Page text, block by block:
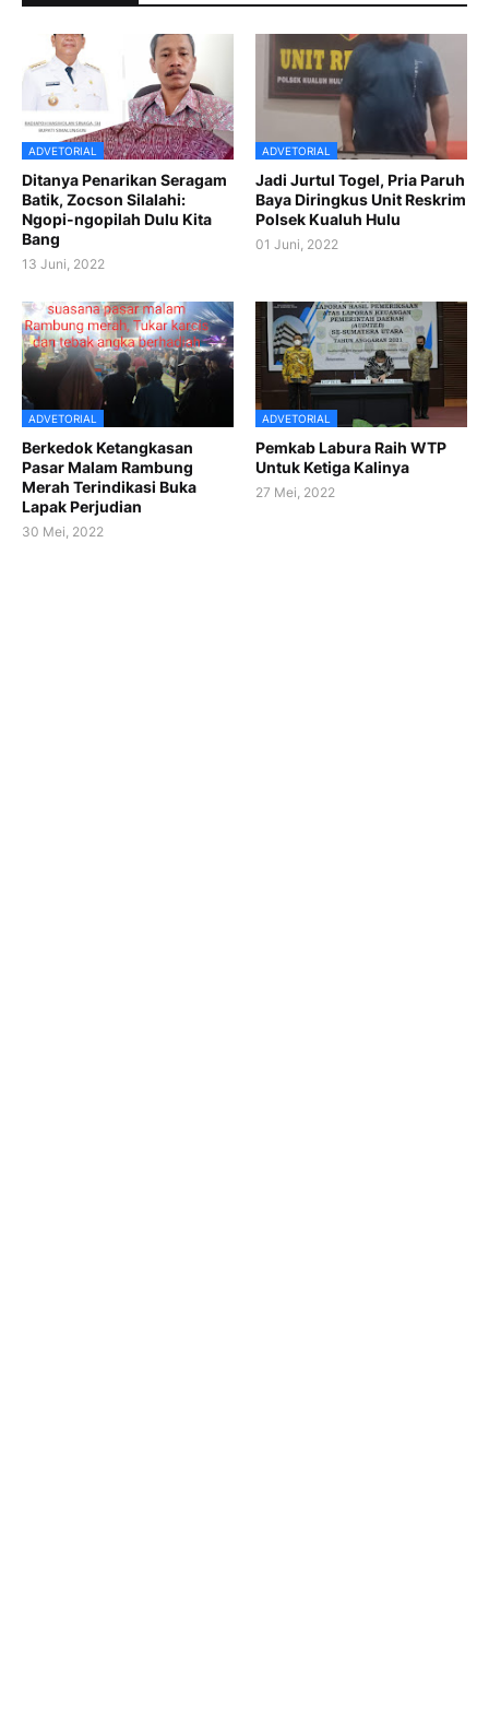
ADVETORIAL
Ditanya Penarikan Seragam
Batik, Zocson Silalahi:
Ngopi-ngopilah Dulu Kita
Bang
13 Juni, 2022
ADVETORIAL
Jadi Jurtul Togel, Pria Paruh
Baya Diringkus Unit Reskrim
Polsek Kualuh Hulu
01 Juni, 2022
ADVETORIAL
Berkedok Ketangkasan
Pasar Malam Rambung
Merah Terindikasi Buka
Lapak Perjudian
30 Mei, 2022
ADVETORIAL
Pemkab Labura Raih WTP
Untuk Ketiga Kalinya
27 Mei, 2022